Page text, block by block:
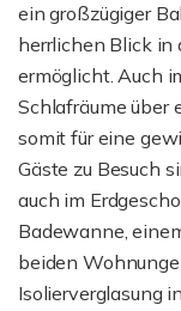
ein großzügiger
herrlichen Blick in
ermöglicht. Auch
Schlafräume über
somit für eine
Gäste zu Besuch
auch im
Badewanne,
beiden
Isolierverglasung